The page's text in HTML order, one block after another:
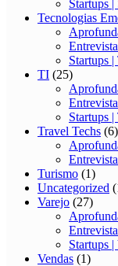
Startups |
Tecnologias
Startups
TI (25)
Startups
Travel Techs (6)
Turismo (1)
Uncategorized
Varejo (27)
Startups |
Vendas (1)